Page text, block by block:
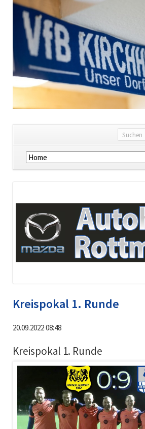
Navigation
überspringen
Kreispokal 1. Runde
20.09.2022 08:48
Kreispokal 1. Runde